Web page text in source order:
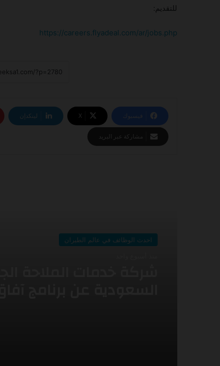
للتقديم:
https://careers.flyadeal.com/ar/jobs.php
فيسبوك ‫X لينكدإن
مشاركة عبر البريد
احدث الوظائف في عالم الطيران